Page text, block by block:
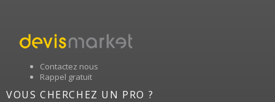
Contactez nous
Rappel gratuit
VOUS CHERCHEZ UN PRO ?